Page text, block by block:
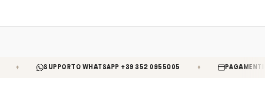
SUPPORTO WHATSAPP +39 352 0955005 ✦ PAGAMENTI SICURI